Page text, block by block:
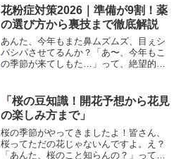
んもゴルフをされてると思いますけれど
も、うちの父親が今年...
花粉症対策2026｜準備が9割！薬
の選び方から裏技まで徹底解説
あんた、今年もまた鼻ムズムズ、目ぇシ
パシパさせてるんか？「あ〜、今年もこ
の季節が来てしもた…」って、絶望的な
タワシでゴシゴシ洗いたい！」って発狂
しそうになってたからな。...
「桜の豆知識！開花予想から花見
の楽しみ方まで」
桜の季節がやってきましたよ！皆さん、
桜ってただの花じゃないんですよ。え？
「あんた、桜のこと知らんの？」って言